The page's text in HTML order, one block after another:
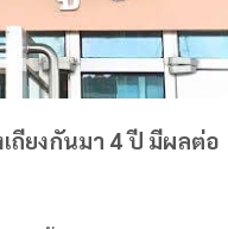
ถียงกันมา 4 ปี มีผลต่อ